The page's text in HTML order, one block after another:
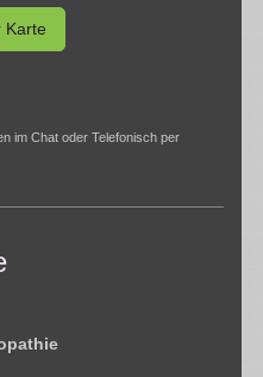
Karte
im Chat oder Telefonisch per